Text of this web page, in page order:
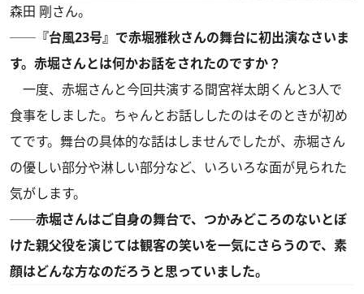
森田 剛さん。
──『台風23号』で赤堀雅秋さんの舞台に初出演なさいま
す。赤堀さんとは何かお話をされたのですか？
一度、赤堀さんと今回共演する間宮祥太朗くんと3人で
食事をしました。ちゃんとお話ししたのはそのときが初め
てです。舞台の具体的な話はしませんでしたが、赤堀さん
の優しい部分や淋しい部分など、いろいろな面が見られた
気がします。
──赤堀さんはご自身の舞台で、つかみどころのないとぼ
けた親父役を演じては観客の笑いを一気にさらうので、素
顔はどんな方なのだろうと思っていました。